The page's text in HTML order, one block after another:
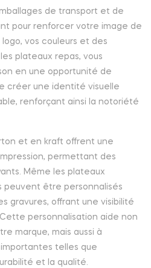
de transport et de
pour renforcer votre image de
vos couleurs et des
plateaux repas, vous
en une opportunité de
créer une identité visuelle
renforçant ainsi la notoriété
et en kraft offrent une
permettant des
Même les plateaux
peuvent être personnalisés
gravures, offrant une visibilité
personnalisation aide non
marque, mais aussi à
telles que
et la qualité.